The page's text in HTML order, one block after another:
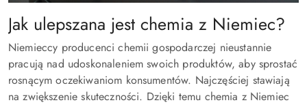
Jak ulepszana jest chemia z Niemiec?
Niemieccy producenci chemii gospodarczej nieustannie
pracują nad udoskonaleniem swoich produktów, aby sprostać
rosnącym oczekiwaniom konsumentów. Najczęściej stawiają
na zwiększenie skuteczności. Dzięki temu chemia z Niemiec